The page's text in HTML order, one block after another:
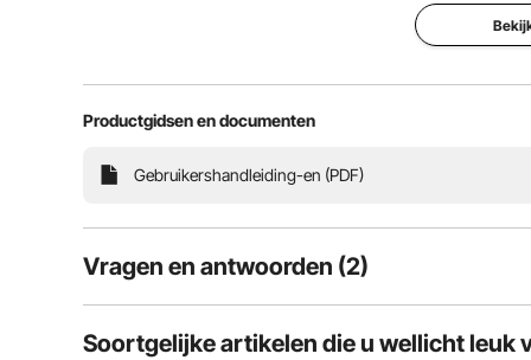
binnenkant
De handdoekverwarmer met een inhoud van 23 L
meerdere verwarmingscycli hoeft te
Productgidsen en documenten
Gebruikershandleiding-en (PDF)
Vragen en antwoorden (2)
2 Vragen
Soortgelijke artikelen die u wellicht leuk